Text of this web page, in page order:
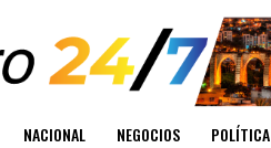
NACIONAL NEGOCIOS POLÍTICA